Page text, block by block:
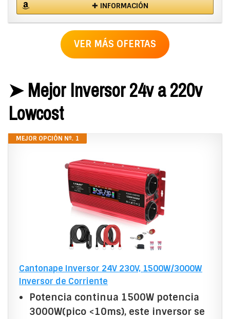
✚ INFORMACIÓN
VER MÁS OFERTAS
➤ Mejor Inversor 24v a 220v
Lowcost
MEJOR OPCIÓN Nº. 1
Cantonape Inversor 24V 230V, 1500W/3000W
Inversor de Corriente
Potencia continua 1500W potencia
3000W(pico <10ms), este inversor se